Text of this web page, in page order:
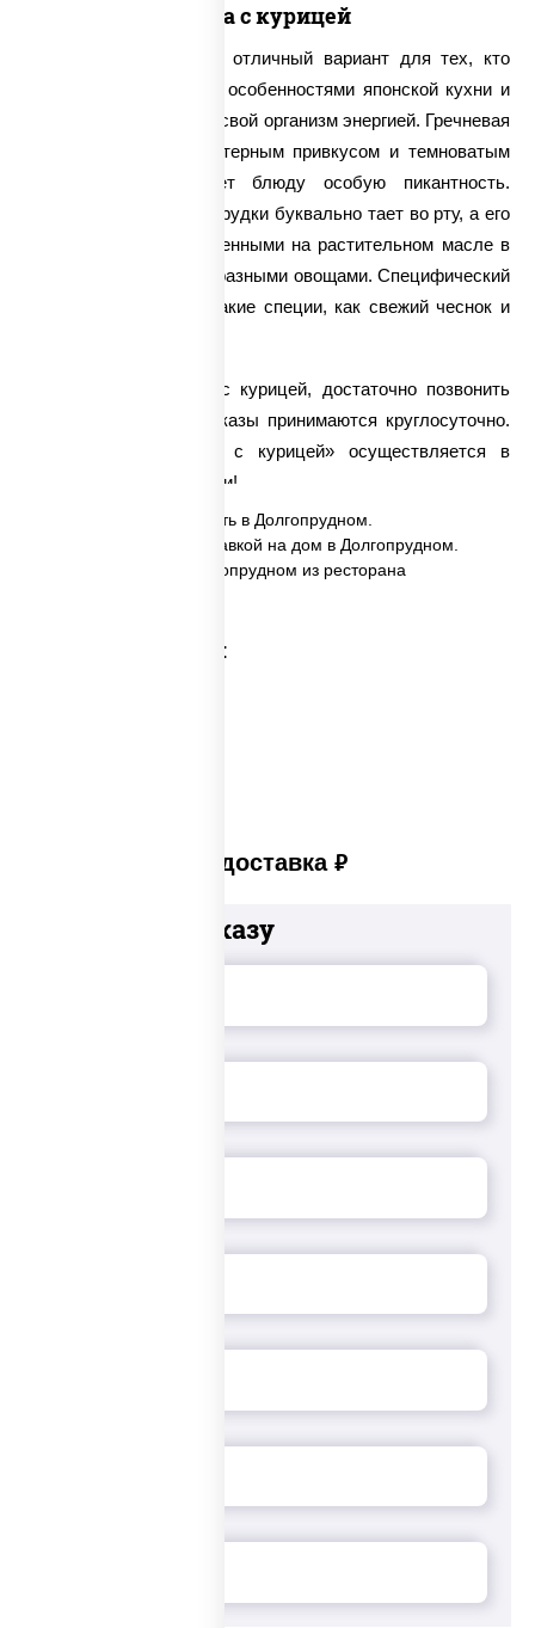
Соба с курицей
Соба с курицей – это отличный вариант для тех, кто
хочет познакомиться с особенностями японской кухни и
максимально зарядить свой организм энергией. Гречневая
лапша обладает характерным привкусом и темноватым
оттенком, что придает блюду особую пикантность.
Нежное филе куриной грудки буквально тает во рту, а его
вкус оттеняется обжаренными на растительном масле в
сковороде вок разнообразными овощами. Специфический
вкус блюду придают такие специи, как свежий чеснок и
Чтобы заказать соба с курицей, достаточно позвонить
нашим операторам. Заказы принимаются круглосуточно.
«Соба с курицей» осуществляется в
самые кратчайшие сроки!
✅ Соба с курицей заказать в Долгопрудном.
✅ Соба с курицей с доставкой на дом в Долгопрудном.
✅ Соба с курицей в Долгопрудном из ресторана
Категории товара:
Платная доставка руб
Добавьте к заказу